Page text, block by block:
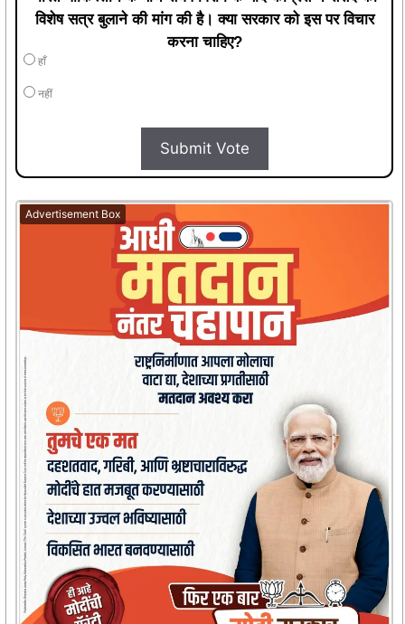
विशेष सत्र बुलाने की मांग की है। क्या सरकार को इस पर विचार
करना चाहिए?
हाँ
नहीं
Submit Vote
Advertisement Box